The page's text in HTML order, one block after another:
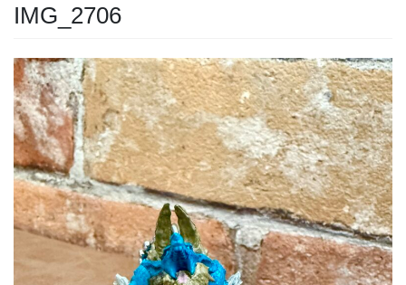
IMG_2706
2024年11月
2024年10月
2024年9月
2024年8月
2024年7月
2024年6月